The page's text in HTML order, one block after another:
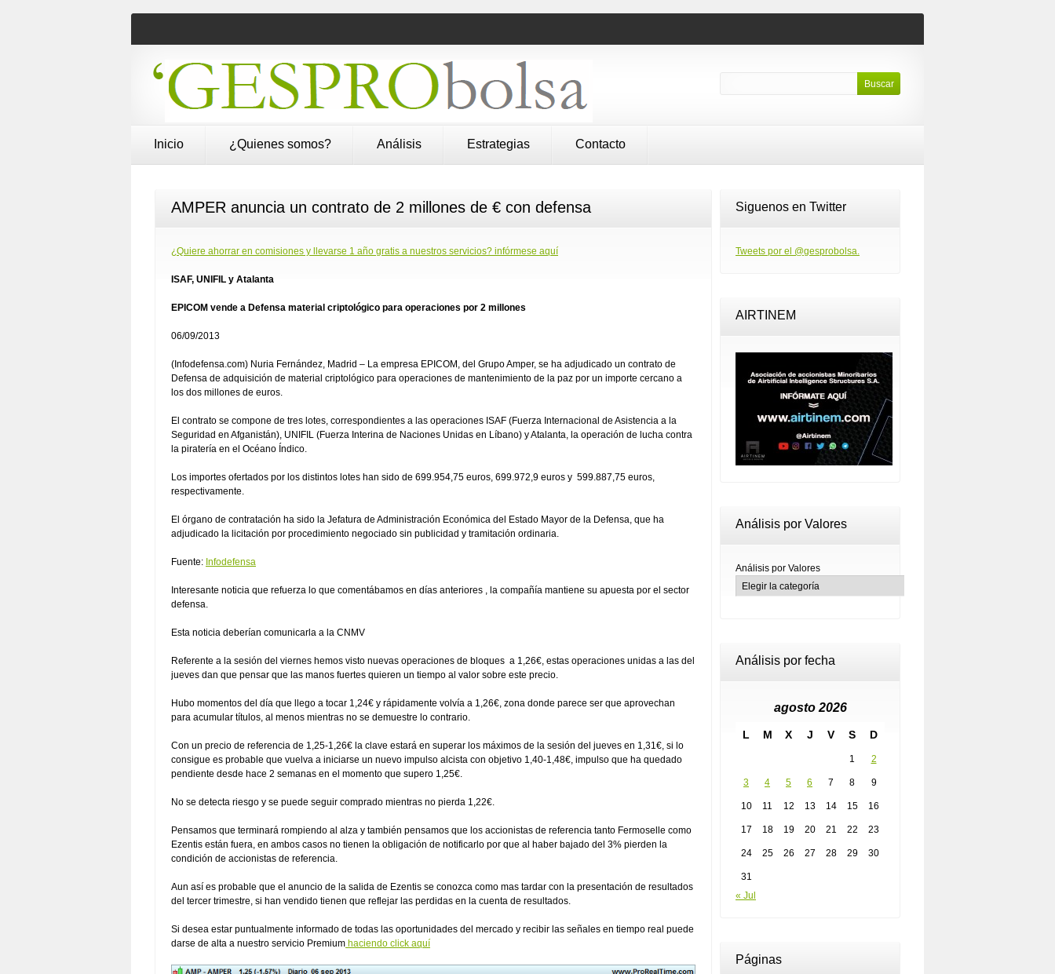
Inicio ¿Quienes somos? Análisis Estrategias Contacto
AMPER anuncia un contrato de 2 millones de € con defensa
¿Quiere ahorrar en comisiones y llevarse 1 año gratis a nuestros servicios? infórmese aquí
ISAF, UNIFIL y Atalanta
EPICOM vende a Defensa material criptológico para operaciones por 2 millones
06/09/2013
(Infodefensa.com) Nuria Fernández, Madrid – La empresa EPICOM, del Grupo Amper, se ha adjudicado un contrato de
Defensa de adquisición de material criptológico para operaciones de mantenimiento de la paz por un importe cercano a
los dos millones de euros.
El contrato se compone de tres lotes, correspondientes a las operaciones ISAF (Fuerza Internacional de Asistencia a la
Seguridad en Afganistán), UNIFIL (Fuerza Interina de Naciones Unidas en Líbano) y Atalanta, la operación de lucha contra
la piratería en el Océano Índico.
Los importes ofertados por los distintos lotes han sido de 699.954,75 euros, 699.972,9 euros y 599.887,75 euros,
respectivamente.
El órgano de contratación ha sido la Jefatura de Administración Económica del Estado Mayor de la Defensa, que ha
adjudicado la licitación por procedimiento negociado sin publicidad y tramitación ordinaria.
Fuente: Infodefensa
Interesante noticia que refuerza lo que comentábamos en días anteriores , la compañía mantiene su apuesta por el sector
defensa.
Esta noticia deberían comunicarla a la CNMV
Referente a la sesión del viernes hemos visto nuevas operaciones de bloques a 1,26€, estas operaciones unidas a las del
jueves dan que pensar que las manos fuertes quieren un tiempo al valor sobre este precio.
Hubo momentos del día que llego a tocar 1,24€ y rápidamente volvía a 1,26€, zona donde parece ser que aprovechan
para acumular títulos, al menos mientras no se demuestre lo contrario.
Con un precio de referencia de 1,25-1,26€ la clave estará en superar los máximos de la sesión del jueves en 1,31€, si lo
consigue es probable que vuelva a iniciarse un nuevo impulso alcista con objetivo 1,40-1,48€, impulso que ha quedado
pendiente desde hace 2 semanas en el momento que supero 1,25€.
No se detecta riesgo y se puede seguir comprado mientras no pierda 1,22€.
Pensamos que terminará rompiendo al alza y también pensamos que los accionistas de referencia tanto Fermoselle como
Ezentis están fuera, en ambos casos no tienen la obligación de notificarlo por que al haber bajado del 3% pierden la
condición de accionistas de referencia.
Aun así es probable que el anuncio de la salida de Ezentis se conozca como mas tardar con la presentación de resultados
del tercer trimestre, si han vendido tienen que reflejar las perdidas en la cuenta de resultados.
Si desea estar puntualmente informado de todas las oportunidades del mercado y recibir las señales en tiempo real puede
darse de alta a nuestro servicio Premium haciendo click aquí
Siguenos en Twitter
Tweets por el @gesprobolsa.
AIRTINEM
Análisis por Valores
Análisis por Valores
Análisis por fecha
agosto 2026
L M X J V S D
1 2
3 4 5 6 7 8 9
10 11 12 13 14 15 16
17 18 19 20 21 22 23
24 25 26 27 28 29 30
31
« Jul
Páginas